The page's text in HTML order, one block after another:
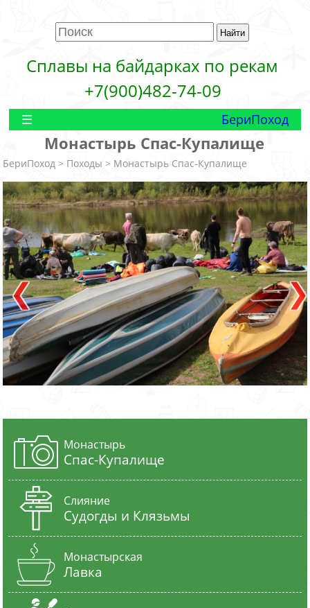
Сплавы на байдарках по рекам
+7(900)482-74-09
БериПоход
Монастырь Спас-Купалище
БериПоход > Походы > Монастырь Спас-Купалище
Монастырь
Спас-Купалище
Слияние
Судогды и Клязьмы
Монастырская
Лавка